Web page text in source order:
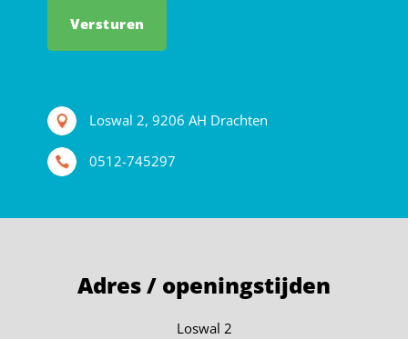
Loswal 2, 9206 AH Drachten
0512-745297
Adres / openingstijden
Loswal 2